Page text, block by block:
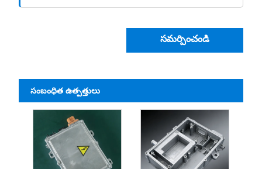
సమర్పించండి
సంబంధిత ఉత్పత్తులు